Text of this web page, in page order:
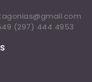
(297) 444 4953